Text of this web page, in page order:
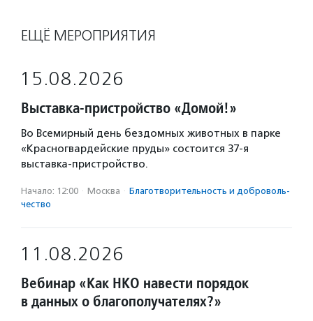
ЕЩЁ МЕРОПРИЯТИЯ
15.08.2026
Выставка-пристройство «Домой!»
Во Всемирный день бездомных животных в парке
«Красногвардейские пруды» состоится 37-я
выставка-пристройство.
Начало: 12:00 · Москва · Благотвори­тель­ность и доброволь­
чест­во
11.08.2026
Вебинар «Как НКО навести порядок
в данных о благополучателях?»